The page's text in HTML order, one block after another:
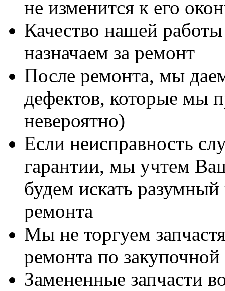
не изменится к его
Качество нашей
назначаем за ремонт
После ремонта, мы
дефектов, которые мы
невероятно)
Если неисправность
гарантии, мы учтем
будем искать
ремонта
Мы не торгуем
ремонта по закупочной
Замененные запчасти